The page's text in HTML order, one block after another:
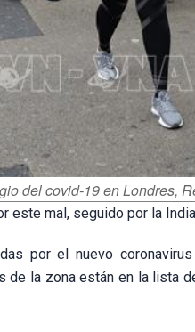
del covid-19 en Londres,
este mal, seguido por la
por el nuevo
la zona están en la lista